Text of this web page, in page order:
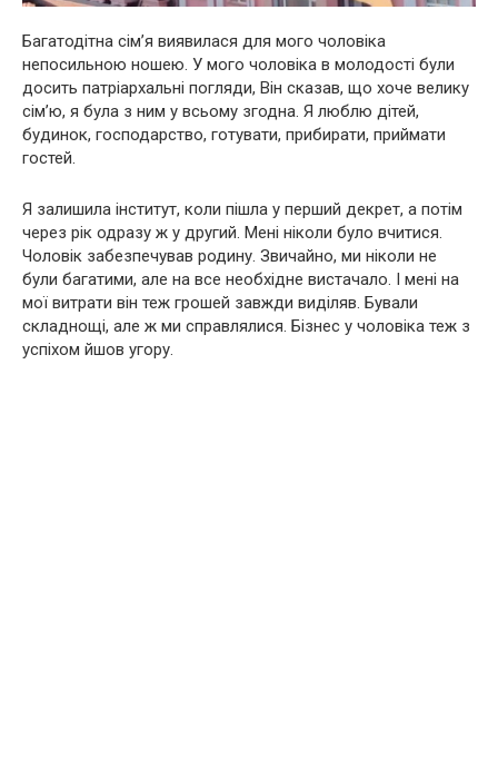
Багатодітна сім’я виявилася для мого чоловіка
непосильною ношею. У мого чоловіка в молодості були
досить патріархальні погляди, Він сказав, що хоче велику
сім’ю, я була з ним у всьому згодна. Я люблю дітей,
будинок, господарство, готувати, прибирати, приймати
гостей.
Я залишила інститут, коли пішла у перший декрет, а потім
через рік одразу ж у другий. Мені ніколи було вчитися.
Чоловік забезпечував родину. Звичайно, ми ніколи не
були багатими, але на все необхідне вистачало. І мені на
мої витрати він теж грошей завжди виділяв. Бували
складнощі, але ж ми справлялися. Бізнес у чоловіка теж з
успіхом йшов угору.